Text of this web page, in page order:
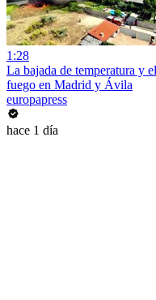
1:28
La bajada de temperatura y
fuego en Madrid y Ávila
europapress
hace 1 día